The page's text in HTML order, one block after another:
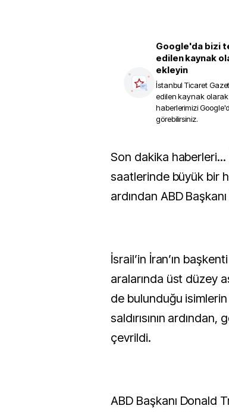
Google'da bizi
edilen kaynak
ekleyin
İstanbul Ticaret
edilen kaynak
haberlerimizi
görebilirsiniz.
Son dakika haberleri... İsrail'in İran'a gece
saatlerinde büyük bir
ardından ABD
İsrail’in İran’ın
aralarında üst düzey
de bulunduğu
saldırısının
çevrildi.
ABD Başkanı Donald